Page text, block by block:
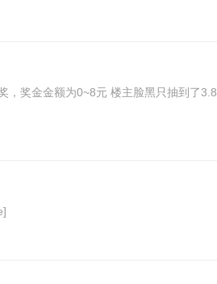
主脸黑只抽到了3.8 补充内容 (2018-6-24 17:26):
卡 20ljj [/hide]